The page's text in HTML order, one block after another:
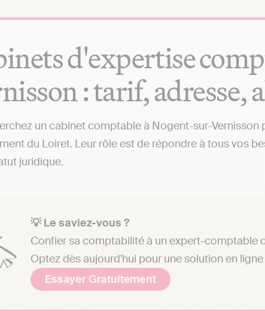
d'expertise
: tarif, adresse,
un cabinet comptable à Nogent-sur-Vernisson
du Loiret. Leur rôle est de répondre à tous vos
juridique.
💡 Le saviez-vous ?
Confier sa comptabilité à un expert-comptable
Optez dès aujourd'hui pour une solution en
Essayer Gratuitement